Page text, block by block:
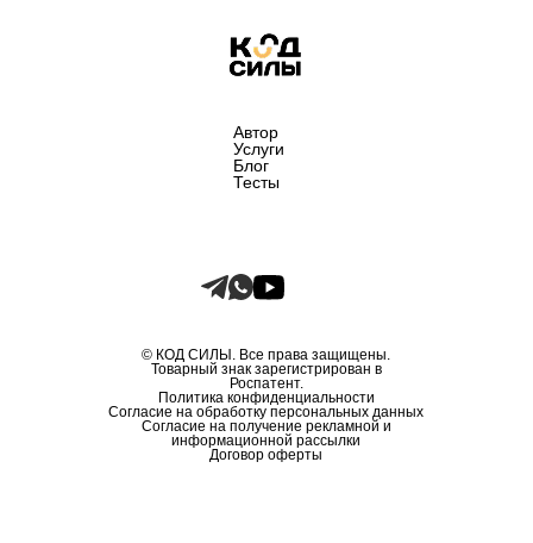
Автор
Услуги
Блог
Тесты
© КОД СИЛЫ. Все права защищены.
Товарный знак зарегистрирован в
Роспатент.
Политика конфиденциальности
Согласие на обработку персональных данных
Согласие на получение рекламной и
информационной рассылки
Договор оферты